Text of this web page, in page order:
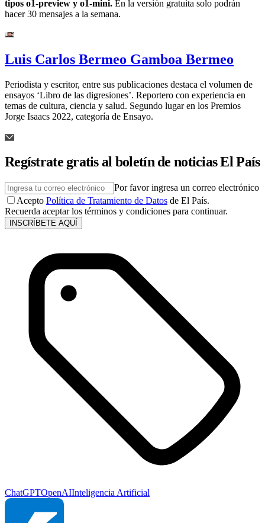
tipos o1-preview y o1-mini. En la versión gratuita solo podrán
hacer 30 mensajes a la semana.
Luis Carlos Bermeo Gamboa Bermeo
Periodista y escritor, entre sus publicaciones destaca el volumen de
ensayos ‘Libro de las digresiones’. Reportero con experiencia en
temas de cultura, ciencia y salud. Segundo lugar en los Premios
Jorge Isaacs 2022, categoría de Ensayo.
Regístrate gratis al boletín de noticias El País
Por favor ingresa un correo electrónico
Acepto Política de Tratamiento de Datos de El País.
Recuerda aceptar los términos y condiciones para continuar.
INSCRÍBETE AQUÍ
ChatGPTOpenAIInteligencia Artificial